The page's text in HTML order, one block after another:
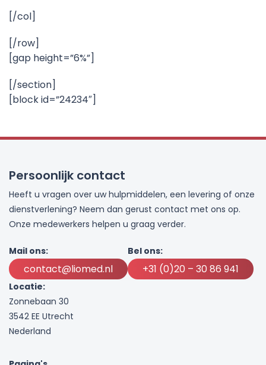
[/col]
[/row]
[gap height=”6%”]
[/section]
[block id=”24234″]
Persoonlijk contact
Heeft u vragen over uw hulpmiddelen, een levering of onze
dienstverlening? Neem dan gerust contact met ons op.
Onze medewerkers helpen u graag verder.
Mail ons:
contact@liomed.nl
Bel ons:
+31 (0)20 – 30 86 941
Locatie:
Zonnebaan 30
3542 EE Utrecht
Nederland